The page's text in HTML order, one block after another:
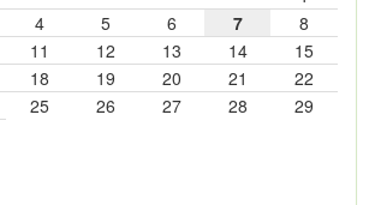
4 5 6 7
8
11 12 13 14
15
18 19 20 21
22
25 26 27 28
29